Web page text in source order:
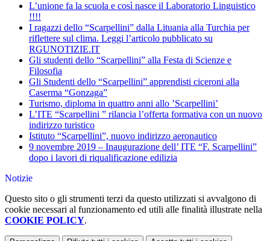
L’unione fa la scuola e così nasce il Laboratorio Linguistico
!!!!
I ragazzi dello “Scarpellini” dalla Lituania alla Turchia per
riflettere sul clima. Leggi l’articolo pubblicato su
RGUNOTIZIE.IT
Gli studenti dello “Scarpellini” alla Festa di Scienze e
Filosofia
Gli Studenti dello “Scarpellini” apprendisti ciceroni alla
Caserma “Gonzaga”
Turismo, diploma in quattro anni allo ’Scarpellini’
L’ITE “Scarpellini ” rilancia l’offerta formativa con un nuovo
indirizzo turistico
Istituto “Scarpellini”, nuovo indirizzo aeronautico
9 novembre 2019 – Inaugurazione dell’ ITE “F. Scarpellini”
dopo i lavori di riqualificazione edilizia
Notizie
Questo sito o gli strumenti terzi da questo utilizzati si avvalgono di
cookie necessari al funzionamento ed utili alle finalità illustrate nella
COOKIE POLICY.